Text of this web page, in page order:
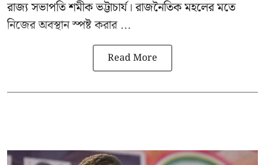
রাজ্য সভাপতি শমীক ভট্টাচার্য। রাজনৈতিক মহলের মতে
নিজের অবস্থান স্পষ্ট করার ...
Read More